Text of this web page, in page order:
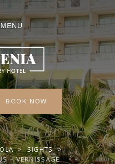
MENU
BOOK NOW
> SIGHTS >
– VERNISSAGE